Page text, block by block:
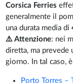
Corsica Ferries
generalmente il
una durata media di
⚠️ Attenzione: nei
diretta, ma prevede
giorno. In tal caso,
Porto Torres –